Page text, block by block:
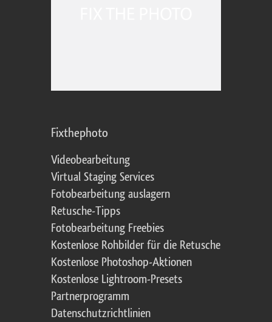
Fixthephoto
Videobearbeitung
Virtual Staging Services
Fotobearbeitung auslagern
Retusche-Tipps
Fotobearbeitung Freebies
Kostenlose Rohbilder für die Retusche
Kostenlose Photoshop-Aktionen
Kostenlose Lightroom-Presets
Partnerprogramm
Datenschutzrichtlinien